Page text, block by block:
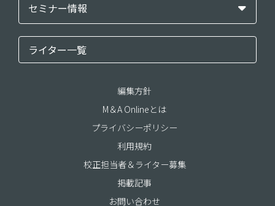
セミナー情報
ライター一覧
編集方針
M＆A Onlineとは
プライバシーポリシー
利用規約
校正担当者＆ライター募集
掲載記事
お問い合わせ